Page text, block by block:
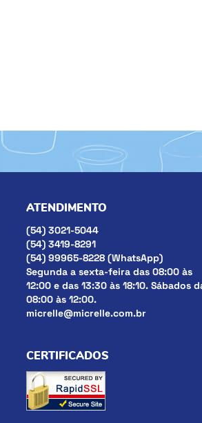
ATENDIMENTO
(54) 3021-5044
(54) 3419-8291
(54) 99965-8228 (WhatsApp)
Segunda a sexta-feira das 08:00 às
12:00 e das 13:30 às 18:10. Sábados
08:00 às 12:00.
micrelle@micrelle.com.br
CERTIFICADOS